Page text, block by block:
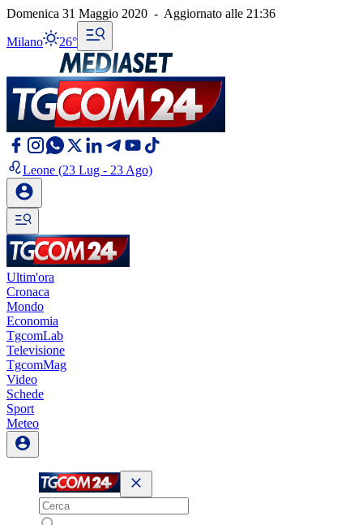
Domenica 31 Maggio 2020 - Aggiornato alle 21:36
Milano 26°
Leone (23 Lug - 23 Ago)
Ultim'ora
Cronaca
Mondo
Economia
TgcomLab
Televisione
TgcomMag
Video
Schede
Sport
Meteo